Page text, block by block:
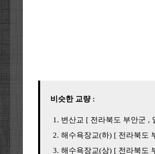
비슷한 교량 :
변산교 [ 전라북도 부안군 ,
해수욕장교(하) [ 전라북도
해수욕장교(상) [ 전라북도